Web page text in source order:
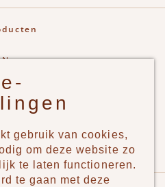
New
Meisjes
gebruik van cookies,
om deze website zo
te laten functioneren.
te gaan met deze